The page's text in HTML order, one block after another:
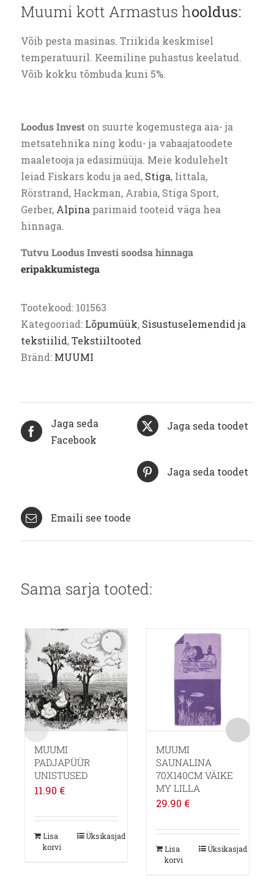
Muumi kott Armastus hooldus:
Võib pesta masinas. Triikida keskmisel
temperatuuril. Keemiline puhastus keelatud.
Võib kokku tõmbuda kuni 5%.
Loodus Investon suurte kogemustega aia- ja
metsatehnika ning kodu- ja vabaajatoodete
maaletooja ja edasimüüja. Meie kodulehelt
leiad Fiskars kodu ja aed, Stiga, Iittala,
Rörstrand, Hackman, Arabia, Stiga Sport,
Gerber, Alpina parimaid tooteid väga hea
hinnaga.
Tutvu Loodus Investi soodsa hinnaga
eripakkumistega
Tootekood: 101563
Kategooriad: Lõpumüük, Sisustuselemendid ja
tekstiilid,Tekstiiltooted
Bränd: MUUMI
Jaga seda
Facebook
Jaga seda toodet
Jaga seda toodet
Emaili see toode
Sama sarja tooted:
MUUMI
PADJAPÜÜR
UNISTUSED
11.90 €
Lisa
korvi
Üksikasjad
MUUMI
SAUNALINA
70X140CM VÄIKE
MY LILLA
29.90 €
Lisa
korvi
Üksikasjad